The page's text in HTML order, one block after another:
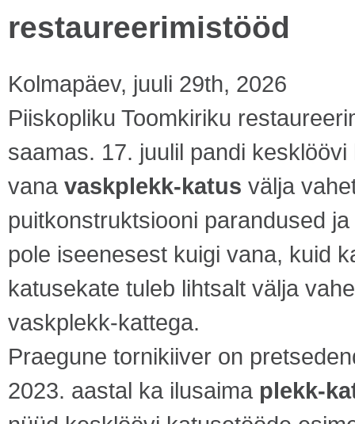
restaureerimistööd
Kolmapäev, juuli 29th, 2026
Piiskopliku Toomkiriku
saamas. 17. juulil pandi
vana vaskplekk-katus välja
puitkonstruktsiooni parandused
pole iseenesest kuigi vana, kuid
katusekate tuleb lihtsalt välja
vaskplekk-kattega.
Praegune tornikiiver on
2023. aastal ka ilusaima plekk-